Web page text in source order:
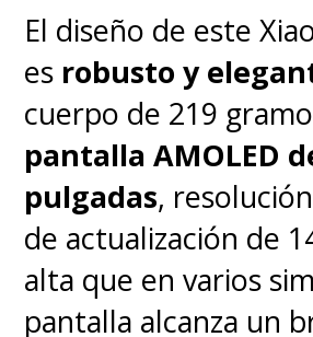
"Tails" logran
momentos
mientras que la
el erizo azul y el
van denotando
similitudes entre
Aunque sea
El diseño de este
es robusto y
cuerpo de 219
pantalla AMOLED
pulgadas,
de actualización de
alta que en varios
pantalla alcanza un